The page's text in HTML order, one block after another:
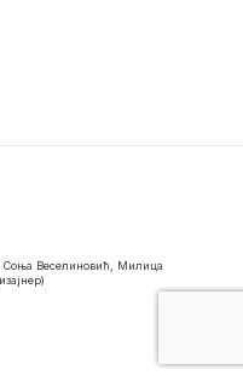
Соња Веселиновић, Милица